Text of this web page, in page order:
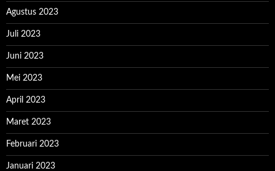
Agustus 2023
Juli 2023
Juni 2023
Mei 2023
April 2023
Maret 2023
Februari 2023
Januari 2023